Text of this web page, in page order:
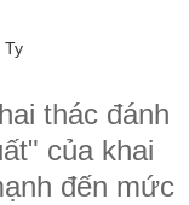
Ty
thác đánh
của khai
đến mức